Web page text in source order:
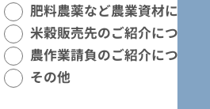
肥料農薬など農業資材について
米穀販売先のご紹介について
農作業請負のご紹介について
その他